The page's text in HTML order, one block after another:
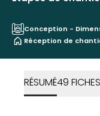
Conception -
Réception de
RÉSUMÉ49